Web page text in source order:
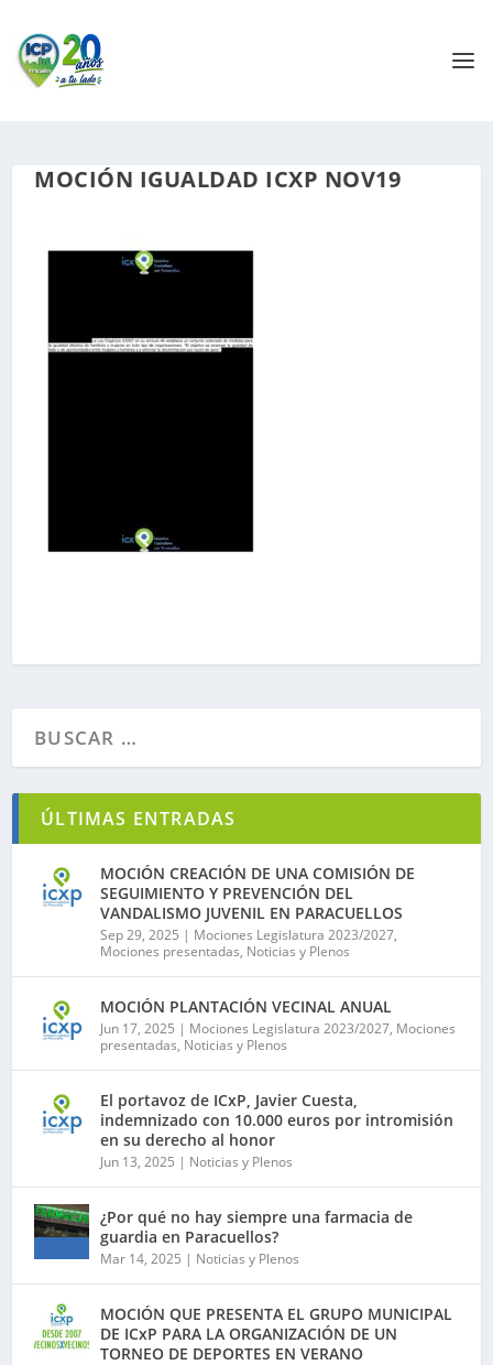
MOCIÓN IGUALDAD ICXP NOV19
ÚLTIMAS ENTRADAS
MOCIÓN CREACIÓN DE UNA COMISIÓN DE
SEGUIMIENTO Y PREVENCIÓN DEL
VANDALISMO JUVENIL EN PARACUELLOS
Sep 29, 2025 | Mociones Legislatura 2023/2027,
Mociones presentadas, Noticias y Plenos
MOCIÓN PLANTACIÓN VECINAL ANUAL
Jun 17, 2025 | Mociones Legislatura 2023/2027, Mociones
presentadas, Noticias y Plenos
El portavoz de ICxP, Javier Cuesta,
indemnizado con 10.000 euros por intromisión
en su derecho al honor
Jun 13, 2025 | Noticias y Plenos
¿Por qué no hay siempre una farmacia de
guardia en Paracuellos?
Mar 14, 2025 | Noticias y Plenos
MOCIÓN QUE PRESENTA EL GRUPO MUNICIPAL
DE ICxP PARA LA ORGANIZACIÓN DE UN
TORNEO DE DEPORTES EN VERANO